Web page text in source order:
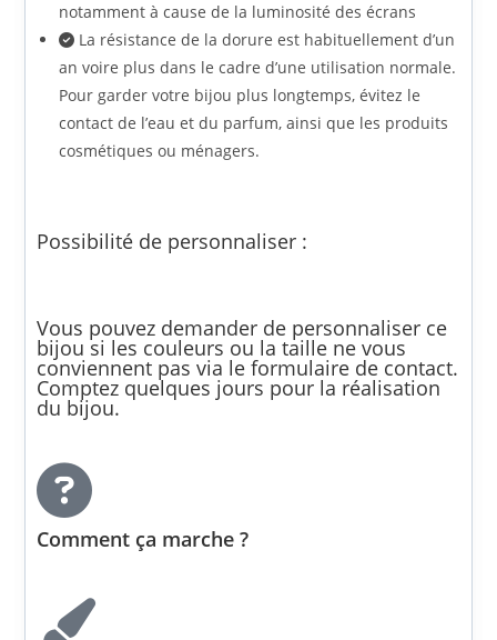
notamment à cause de la luminosité des écrans
La résistance de la dorure est habituellement d’un
an voire plus dans le cadre d’une utilisation normale.
Pour garder votre bijou plus longtemps, évitez le
contact de l’eau et du parfum, ainsi que les produits
cosmétiques ou ménagers.
Possibilité de personnaliser :
Vous pouvez demander de personnaliser ce
bijou si les couleurs ou la taille ne vous
conviennent pas via le formulaire de contact.
Comptez quelques jours pour la réalisation
du bijou.
Comment ça marche ?